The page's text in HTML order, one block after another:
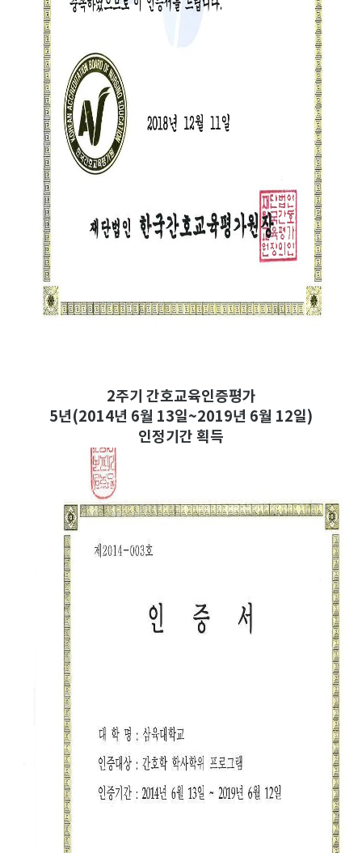
2주기 간호교육인증평가
5년(2014년 6월 13일~2019년 6월 12일)
인정기간 획득